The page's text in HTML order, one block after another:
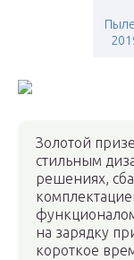
Золотой
стильным
решениях,
на зарядку
короткое